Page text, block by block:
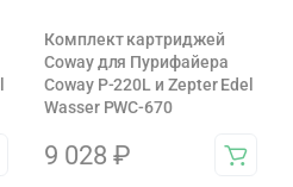
Комплект картриджей
Coway для Пурифайера
Coway P-220L и Zepter Edel
Wasser PWC-670
9 028 ₽